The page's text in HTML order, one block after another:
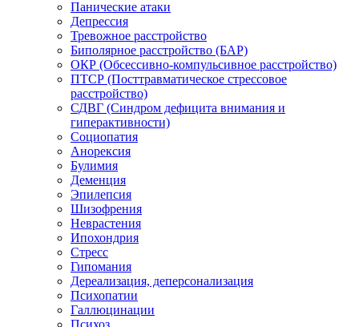
Панические атаки
Депрессия
Тревожное расстройство
Биполярное расстройство (БАР)
ОКР (Обсессивно-компульсивное расстройство)
ПТСР (Посттравматическое стрессовое
расстройство)
СДВГ (Синдром дефицита внимания и
гиперактивности)
Социопатия
Анорексия
Булимия
Деменция
Эпилепсия
Шизофрения
Неврастения
Ипохондрия
Стресс
Гипомания
Дереализация, деперсонализация
Психопатии
Галлюцинации
Психоз